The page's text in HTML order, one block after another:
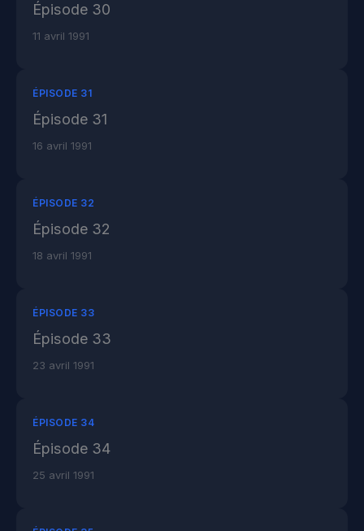
Épisode 30
11 avril 1991
ÉPISODE 31
Épisode 31
16 avril 1991
ÉPISODE 32
Épisode 32
18 avril 1991
ÉPISODE 33
Épisode 33
23 avril 1991
ÉPISODE 34
Épisode 34
25 avril 1991